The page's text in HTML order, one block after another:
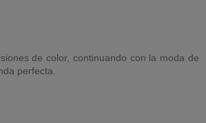
de color, continuando con la moda de
perfecta.